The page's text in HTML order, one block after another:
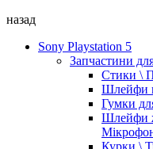
назад
Sony Playstation 5
Запчастини
Стики \
Шлейфи
Гумки
Шлейфи
Курки \